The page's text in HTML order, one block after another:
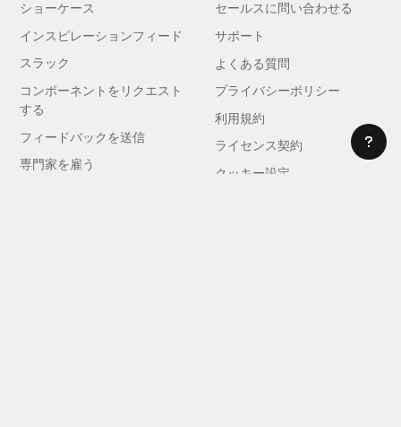
ショーケース
インスピレーションフィード
スラック
コンポーネントをリクエスト
する
フィードバックを送信
専門家を雇う
セールスに問い合わせる
サポート
よくある質問
プライバシーポリシー
利用規約
ライセンス契約
クッキー設定